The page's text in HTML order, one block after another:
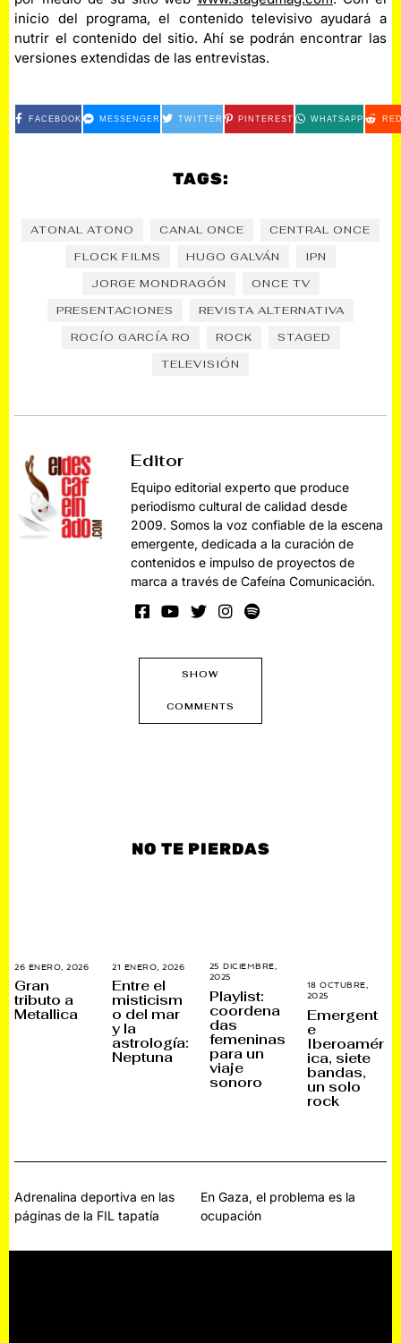
inicio del programa, el contenido televisivo ayudará a
nutrir el contenido del sitio. Ahí se podrán encontrar las
versiones extendidas de las entrevistas.
FACEBOOK MESSENGER TWITTER PINTEREST WHATSAPP
TAGS:
ATONAL ATONO CANAL ONCE
CENTRAL ONCE
FLOCK FILMS
HUGO GALVÁN
IPN
JORGE MONDRAGÓN
ONCE TV
PRESENTACIONES
REVISTA ALTERNATIVA
ROCÍO GARCÍA RO
ROCK
STAGED
TELEVISIÓN
Editor
Equipo editorial experto que produce
periodismo cultural de calidad desde
2009. Somos la voz confiable de la escena
emergente, dedicada a la curación de
contenidos e impulso de proyectos de
marca a través de Cafeína Comunicación.
SHOW
COMMENTS
NO TE PIERDAS
26 ENERO, 2026
Gran
tributo a
Metallica
21 ENERO, 2026
,
Entre el
misticism
o del mar
y la
astrología:
Neptuna
25 DICIEMBRE,
2025
D
I
I
E
M
B
R
E
Playlist:
coordena
das
femeninas
para un
viaje
sonoro
18 OCTUBRE,
2025
N
I
E
M
R
E
Emergent
e
Iberoamér
ica, siete
bandas,
un solo
rock
Navegación
de
entradas
Adrenalina deportiva en las
páginas de la FIL tapatía
En Gaza, el problema es la
ocupación